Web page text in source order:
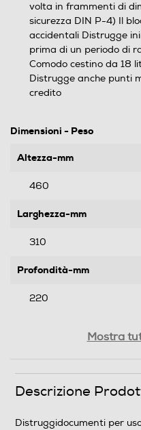
volta in frammenti di
sicurezza DIN P-4) Il
accidentali Distrugge
prima di un periodo di
Comodo cestino da 18
Distrugge anche punti
credito
Dimensioni - Peso
Altezza-mm
460
Larghezza-mm
310
Profondità-mm
220
Informazioni sulla sicurezza
Clicca qui
Mostra
Descrizione
Distruggidocumenti per